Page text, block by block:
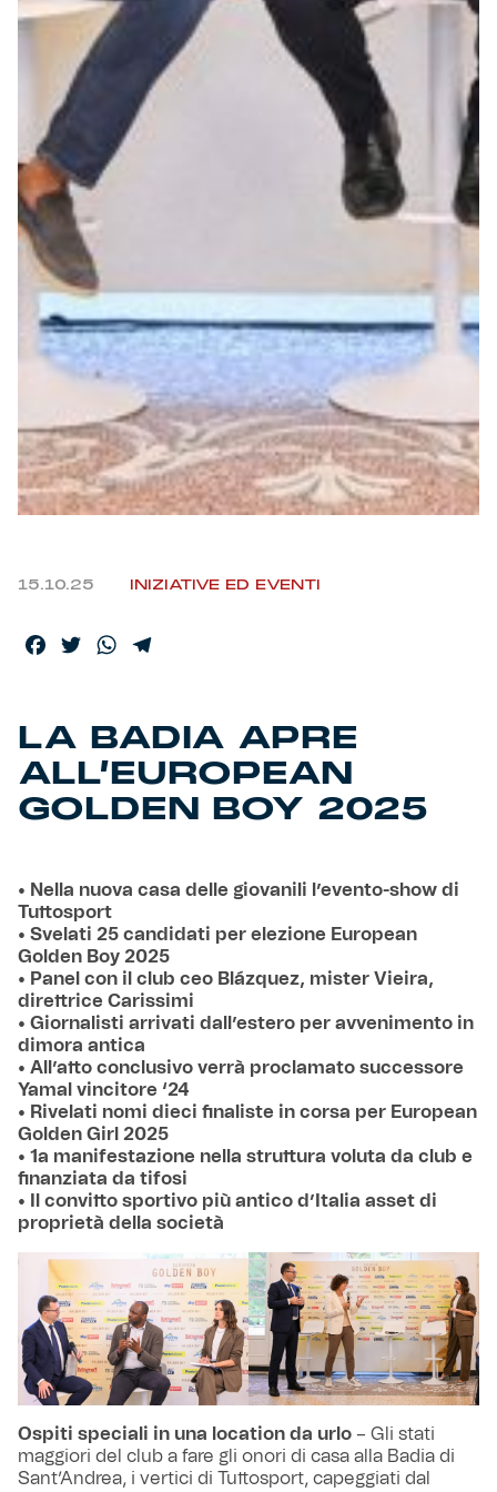
Robe di Kappa x Genoa
Vintage Collection
Red&Blue Voices
Kids
Accessori
Party
Outlet
Caffè Boasi x Genoa
Fortissimo batte il mio cuor
15.10.25 INIZIATIVE ED EVENTI
Facebook
TwitterWhatsApp
LA BADIA APRE
ALL’EUROPEAN
GOLDEN BOY 2025
• Nella nuova casa delle giovanili l’evento-show di
Tuttosport
• Svelati 25 candidati per elezione European
Golden Boy 2025
• Panel con il club ceo Blázquez, mister Vieira,
direttrice Carissimi
• Giornalisti arrivati dall’estero per avvenimento in
dimora antica
• All’atto conclusivo verrà proclamato successore
Yamal vincitore ‘24
• Rivelati nomi dieci finaliste in corsa per European
Golden Girl 2025
• 1a manifestazione nella struttura voluta da club e
finanziata da tifosi
• Il convitto sportivo più antico d’Italia asset di
proprietà della società
Ospiti speciali in una location da urlo – Gli stati
maggiori del club a fare gli onori di casa alla Badia di
Sant’Andrea, i vertici di Tuttosport, capeggiati dal